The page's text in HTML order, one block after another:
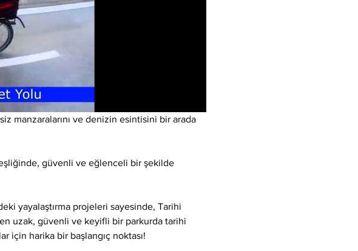
manzaralarını ve denizin esintisini bir arada
güvenli ve eğlenceli bir şekilde
yayalaştırma projeleri sayesinde, Tarihi
uzak, güvenli ve keyifli bir parkurda tarihi
için harika bir başlangıç noktası!